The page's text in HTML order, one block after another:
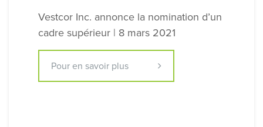
Vestcor Inc. annonce la nomination d’un
cadre supérieur | 8 mars 2021
Pour en savoir plus